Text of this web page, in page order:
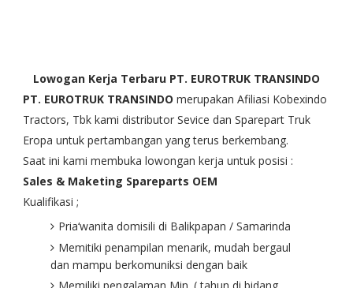
Lowogan Kerja Terbaru PT. EUROTRUK TRANSINDO
PT. EUROTRUK TRANSINDO merupakan Afiliasi Kobexindo
Tractors, Tbk kami distributor Sevice dan Sparepart Truk
Eropa untuk pertambangan yang terus berkembang.
Saat ini kami membuka lowongan kerja untuk posisi :
Sales & Maketing Spareparts OEM
Kualifikasi ;
Pria‘wanita domisili di Balikpapan / Samarinda
Memitiki penampilan menarik, mudah bergaul
dan mampu berkomuniksi dengan baik